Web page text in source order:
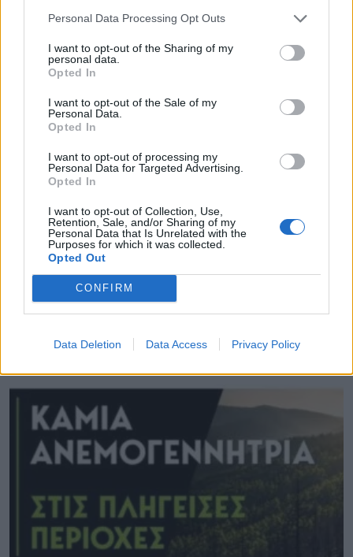
Personal Data Processing Opt Outs
I want to opt-out of the Sharing of my
personal data.
Opted In
I want to opt-out of the Sale of my
Personal Data.
Opted In
I want to opt-out of processing my
Personal Data for Targeted Advertising.
Opted In
I want to opt-out of Collection, Use,
Retention, Sale, and/or Sharing of my
Personal Data that Is Unrelated with the
Purposes for which it was collected.
Opted Out
CONFIRM
Data Deletion Data Access Privacy Policy
Διαβουλεύσεις για τα δημοτικά σχολεία της
Θάσου
08.08.2026 - 12.24
Θέμα χρόνου η ομαλοποίηση της υδροδότησης